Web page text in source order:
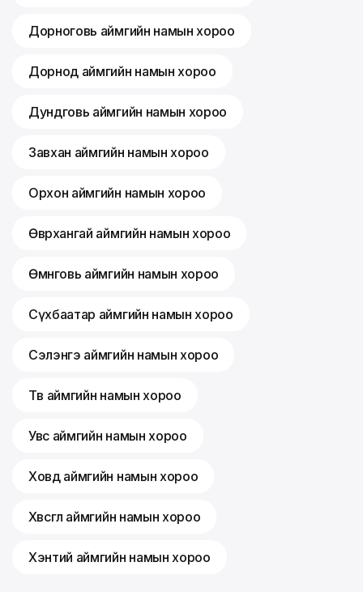
Дорноговь аймгийн намын хороо
Дорнод аймгийн намын хороо
Дундговь аймгийн намын хороо
Завхан аймгийн намын хороо
Орхон аймгийн намын хороо
Өвөрхангай аймгийн намын хороо
Өмнөговь аймгийн намын хороо
Сүхбаатар аймгийн намын хороо
Сэлэнгэ аймгийн намын хороо
Төв аймгийн намын хороо
Увс аймгийн намын хороо
Ховд аймгийн намын хороо
Хөвсгөл аймгийн намын хороо
Хэнтий аймгийн намын хороо